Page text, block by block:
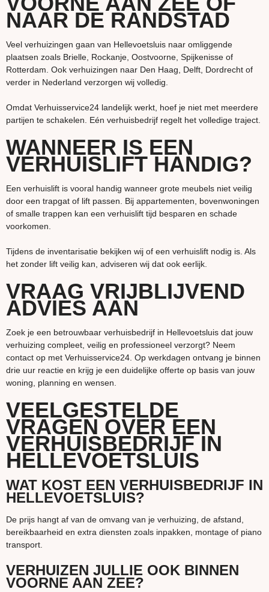
NAAR DE RANDSTAD
Veel verhuizingen gaan van Hellevoetsluis naar omliggende
plaatsen zoals Brielle, Rockanje, Oostvoorne, Spijkenisse of
Rotterdam. Ook verhuizingen naar Den Haag, Delft, Dordrecht of
verder in Nederland verzorgen wij volledig.
Omdat Verhuisservice24 landelijk werkt, hoef je niet met meerdere
partijen te schakelen. Eén verhuisbedrijf regelt het volledige traject.
WANNEER IS EEN
VERHUISLIFT HANDIG?
Een verhuislift is vooral handig wanneer grote meubels niet veilig
door een trapgat of lift passen. Bij appartementen, bovenwoningen
of smalle trappen kan een verhuislift tijd besparen en schade
voorkomen.
Tijdens de inventarisatie bekijken wij of een verhuislift nodig is. Als
het zonder lift veilig kan, adviseren wij dat ook eerlijk.
VRAAG VRIJBLIJVEND
ADVIES AAN
Zoek je een betrouwbaar verhuisbedrijf in Hellevoetsluis dat jouw
verhuizing compleet, veilig en professioneel verzorgt? Neem
contact op met Verhuisservice24. Op werkdagen ontvang je binnen
drie uur reactie en krijg je een duidelijke offerte op basis van jouw
woning, planning en wensen.
VEELGESTELDE
VRAGEN OVER EEN
VERHUISBEDRIJF IN
HELLEVOETSLUIS
WAT KOST EEN VERHUISBEDRIJF IN
HELLEVOETSLUIS?
De prijs hangt af van de omvang van je verhuizing, de afstand,
bereikbaarheid en extra diensten zoals inpakken, montage of piano
transport.
VERHUIZEN JULLIE OOK BINNEN
VOORNE AAN ZEE?